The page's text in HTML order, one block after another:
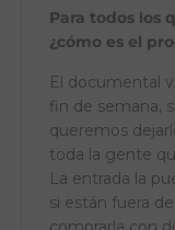
Para todos los
¿cómo es el
El documental
fin de semana,
queremos
toda la gente
La entrada la
si están fuera